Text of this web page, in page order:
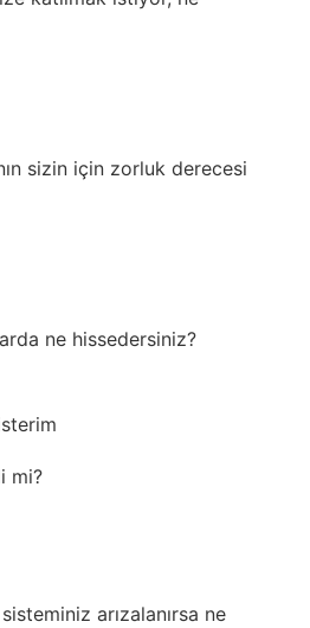
sizin için zorluk derecesi
ne hissedersiniz?
mi?
arızalanırsa ne